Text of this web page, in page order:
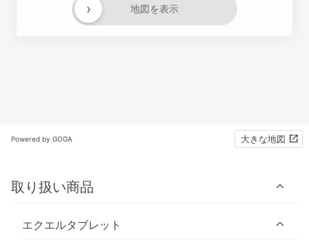
地図を表示
›
Powered by GOGA 大きな地図
取り扱い商品
エクエルタブレット